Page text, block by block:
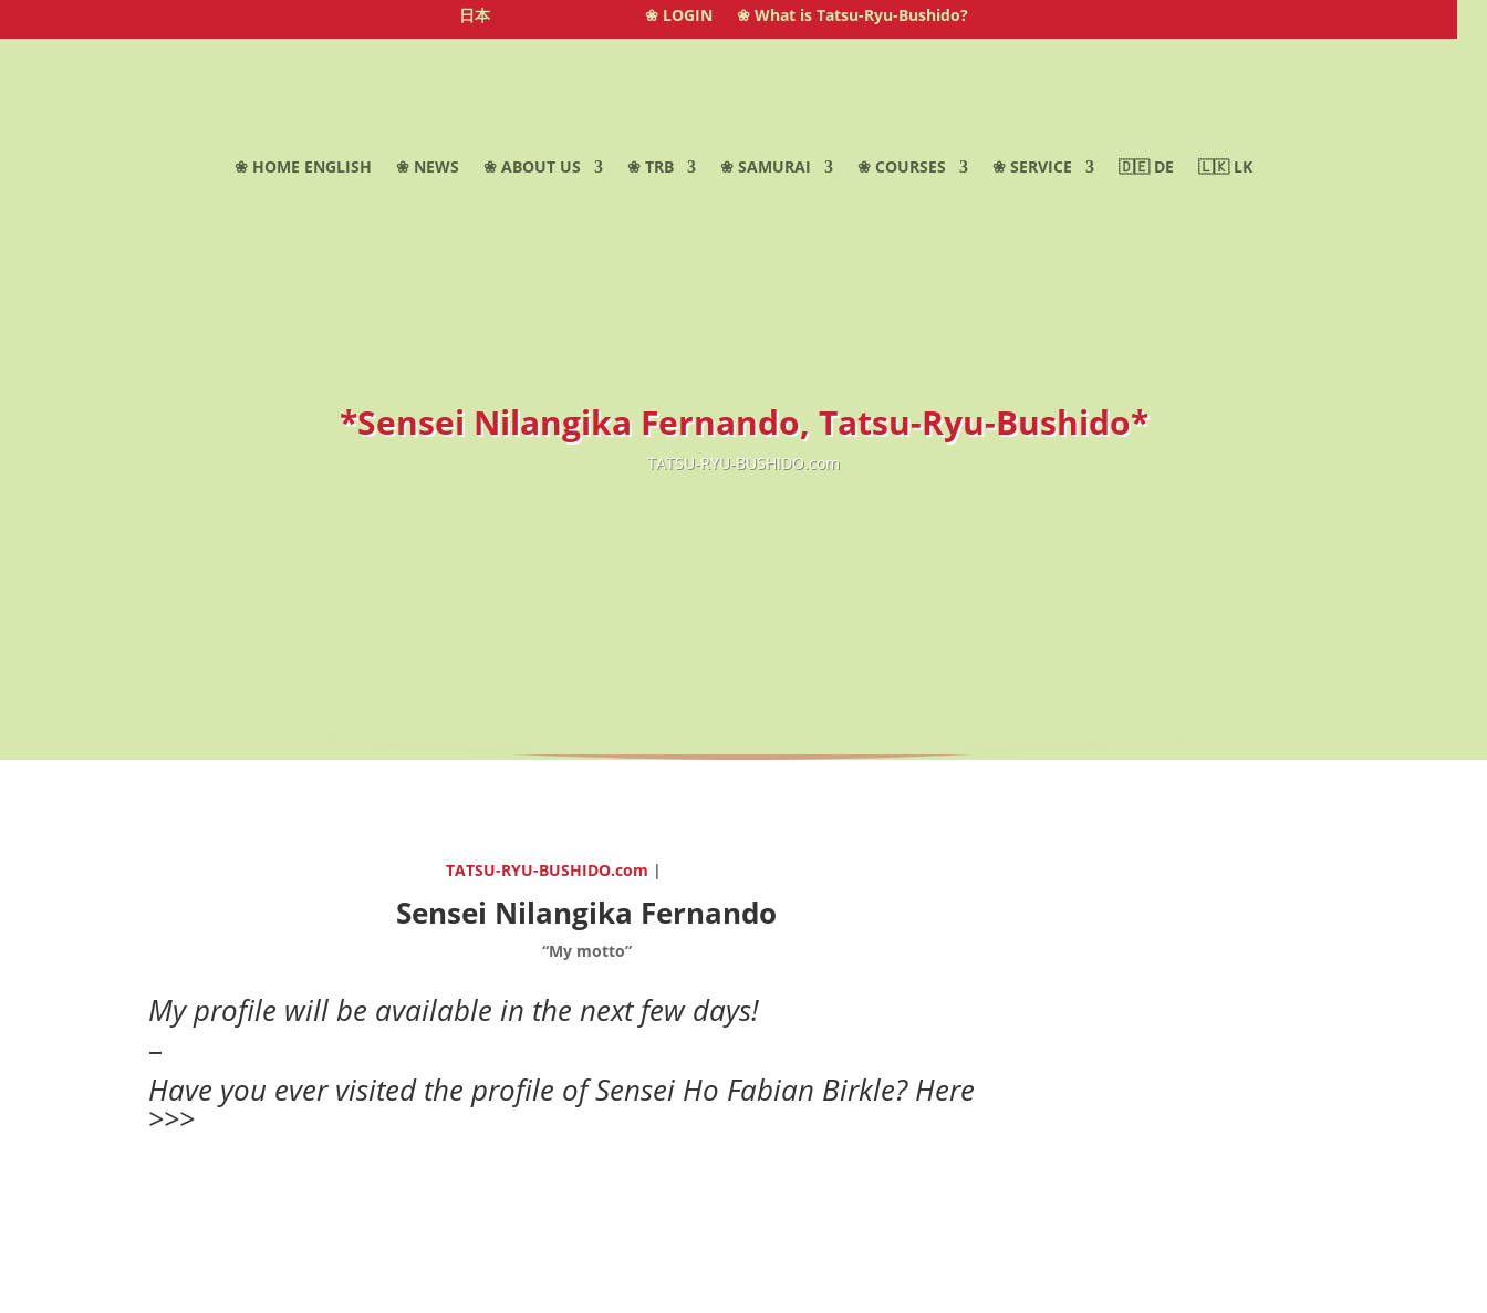
日本 ❀ LOGIN ❀ What is Tatsu-Ryu-Bushido?
❀ HOME ENGLISH ❀ NEWS ❀ ABOUT US ❀ TRB ❀ SAMURAI ❀ COURSES ❀ SERVICE 🇩🇪 DE 🇱🇰 LK
*Sensei Nilangika Fernando, Tatsu-Ryu-Bushido*
TATSU-RYU-BUSHIDO.com
TATSU-RYU-BUSHIDO.com |
Sensei Nilangika Fernando
“My motto”
My profile will be available in the next few days!
–
Have you ever visited the profile of Sensei Ho Fabian Birkle?Here
>>>